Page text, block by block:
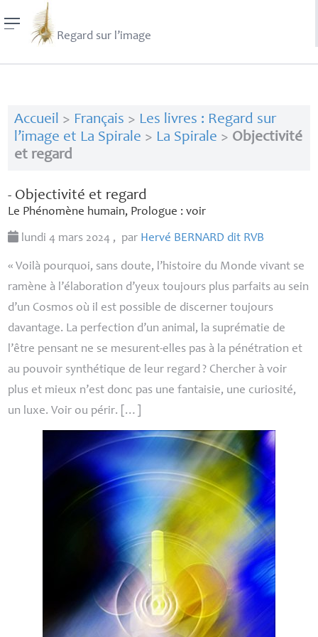
Regard sur l’image
Accueil > Français > Les livres : Regard sur
l’image et La Spirale > La Spirale > Objectivité
et regard
- Objectivité et regard
Le Phénomène humain, Prologue : voir
lundi 4 mars 2024 , par Hervé BERNARD dit RVB
« Voilà pourquoi, sans doute, l’histoire du Monde vivant se
ramène à l’élaboration d’yeux toujours plus parfaits au sein
d’un Cosmos où il est possible de discerner toujours
davantage. La perfection d’un animal, la suprématie de
l’être pensant ne se mesurent-elles pas à la pénétration et
au pouvoir synthétique de leur regard ? Chercher à voir
plus et mieux n’est donc pas une fantaisie, une curiosité,
un luxe. Voir ou périr. […]